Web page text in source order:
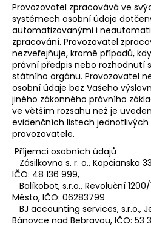
Provozovatel zpracovává ve
systémech osobní údaje
automatizovanými i
zpracování. Provozovatel
nezveřejňuje, kromě případů,
právní předpis nebo rozhodnutí
státního orgánu. Provozovatel
osobní údaje bez Vašeho
jiného zákonného právního
ve větším rozsahu než je
evidenčních listech
provozovatele.
Příjemci osobních údajů
Zásilkovna s. r. o., Kopčianska
IČO: 48 136 999,
Balíkobot, s.r.o., Revoluční
Město, IČO: 06283799
BJ accounting services, s.r.o.,
Bánovce nad Bebravou, IČO: 53